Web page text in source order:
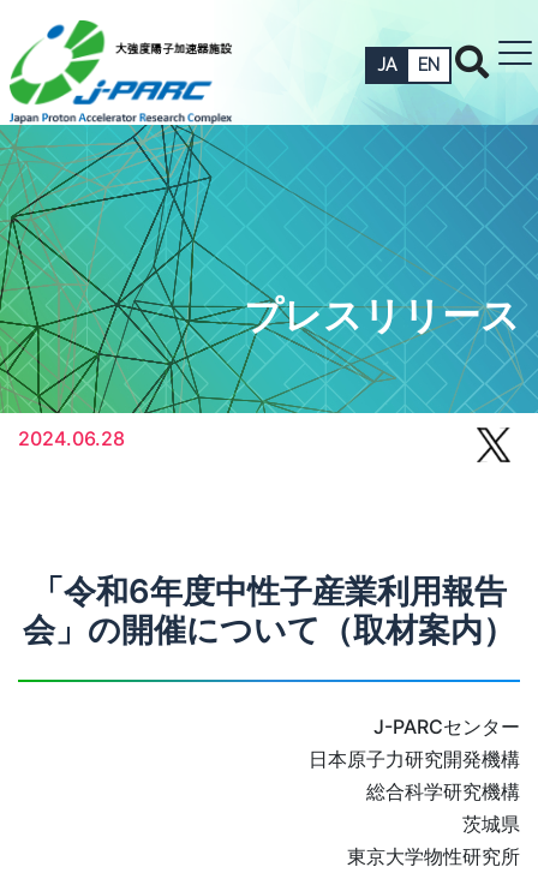
JA EN
プレスリリース
2024.06.28
「令和6年度中性子産業利用報告
会」の開催について（取材案内）
J-PARCセンター
日本原子力研究開発機構
総合科学研究機構
茨城県
東京大学物性研究所